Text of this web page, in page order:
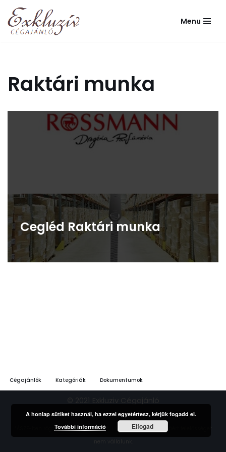
Skip
Menu
Raktári munka
Cegléd Raktári munka
Cégajánlók Kategóriák Dokumentumok
© 2021 Exkluziv Cégajánló
*ÁSZF-ben rögzített feltételek szerint. | A hirdetések tartalmáért felelősséget
A honlap sütiket használ, ha ezzel egyetértesz, kérjük fogadd el.
További információ
Elfogad